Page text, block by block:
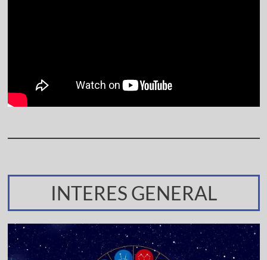
INTERES GENERAL